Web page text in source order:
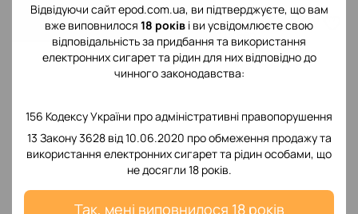
Відвідуючи сайт epod.com.ua, ви підтверджуєте, що вам
вже виповнилося 18 років і ви усвідомлюєте свою
відповідальність за придбання та використання
електронних сигарет та рідин для них відповідно до
чинного законодавства:
156 Кодексу України про адміністративні правопорушення
13 Закону 3628 від 10.06.2020 про обмеження продажу та
використання електронних сигарет та рідин особами, що
не досягли 18 років.
Так, мені виповнилося 18 років